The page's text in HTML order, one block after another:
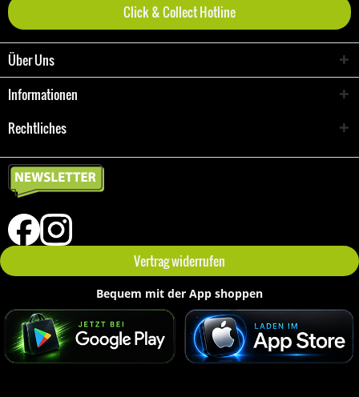
Click & Collect Hotline
Über Uns
Informationen
Rechtliches
Vertrag widerrufen
Bequem mit der App shoppen